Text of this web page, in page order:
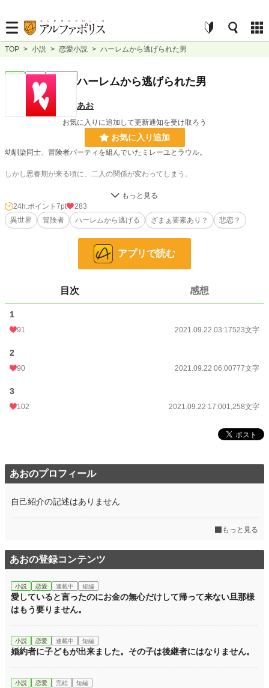
TOP > 小説 > 恋愛小説 > ハーレムから逃げられた男
完結 ｼｮｰﾄｼｮｰﾄ ハーレムから逃げられた男
あお
お気に入りに追加して更新通知を受け取ろう
お気に入り追加
幼馴染同士、冒険者パーティを組んでいたミレーユとラウル。
しかし思春期が来る頃に、二人の関係が変わってしまう。
なぜか冒険者ギルドで依頼をこなす度、女の子を助けてその女の子がついてくる
ようになるラウル。
所属パーティに、ラウル目当ての女の子ばかり増えて、居心地が悪くなるミレー
修羅場なんかごめんだというミレーユは、空気を読まずに女の子にちやほやされ
て流されていくラウルを見捨てる事にする。
いつかミレーユに告白するため、頑張って来たラウルは慌ててミレーユを追いか
けるが。
ミレーユは修羅場パーティにいるより、学院生活を楽しむことにし、ラウルは見
小説
恋愛
更新日時 2021.09.22 17:00
初回公開日時 2021.09.22 03:17
初回完結日時 2021.09.22 17:04
月間ポイント 77 pt (71,598 位)
年間ポイント 1,078 pt (82,550 位)
累計ポイント 153,037 pt (23,648 位)
24h.ポイント 7pt
283
異世界
冒険者 ハーレムから逃げる ざまぁ要素あり？ 悲恋？
アプリで読む
目次 感想
1
91 2021.09.22 03:17523文字
2
90 2021.09.22 06:00777文字
3
102 2021.09.22 17:001,258文字
あおのプロフィール
自己紹介の記述はありません
もっと見る
あおの登録コンテンツ
小説 恋愛 連載中 短編
愛していると言ったのにお金の無心だけして帰って来ない旦那様
はもう要りません。
小説 恋愛 連載中 短編
婚約者に子どもが出来ました。その子は後継者にはなりません。
小説 恋愛 完結 短編